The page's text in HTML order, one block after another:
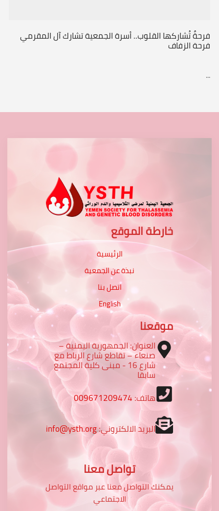
فرحةٌ تُشاركها القلوب.. أسرة الجمعية تشارك آل المقرمي
فرحة الزفاف
...
خارطة الموقع
الرئيسية
نبذة عن الجمعية
اتصل بنا
English
موقعنا
العنوان: الجمهورية اليمنية –
صنعاء – تقاطع شارع الرباط مع
شارع 16 - مبنى كلية المجتمع
سابقا
هاتف:009671209474
البريد الالكتروني:info@ysth.org
تواصل معنا
يمكنك التواصل معنا عبر مواقع التواصل
الاجتماعي